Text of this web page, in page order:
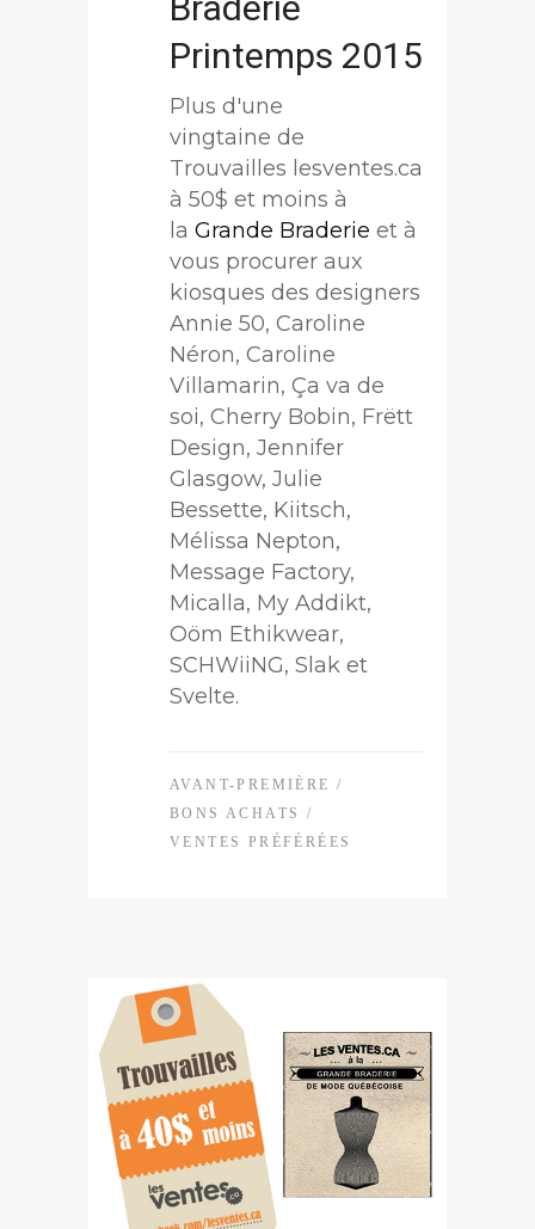
Printemps 2015
Plus d'une
vingtaine de
Trouvailles lesventes.ca
à 50$ et moins à
la Grande Braderie et à
vous procurer aux
kiosques des designers
Annie 50, Caroline
Néron, Caroline
Villamarin, Ça va de
soi, Cherry Bobin, Frëtt
Design, Jennifer
Glasgow, Julie
Bessette, Kiitsch,
Mélissa Nepton,
Message Factory,
Micalla, My Addikt,
Oöm Ethikwear,
SCHWiiNG, Slak et
Svelte.
AVANT-PREMIÈRE /
BONS ACHATS
/
VENTES PRÉFÉRÉES